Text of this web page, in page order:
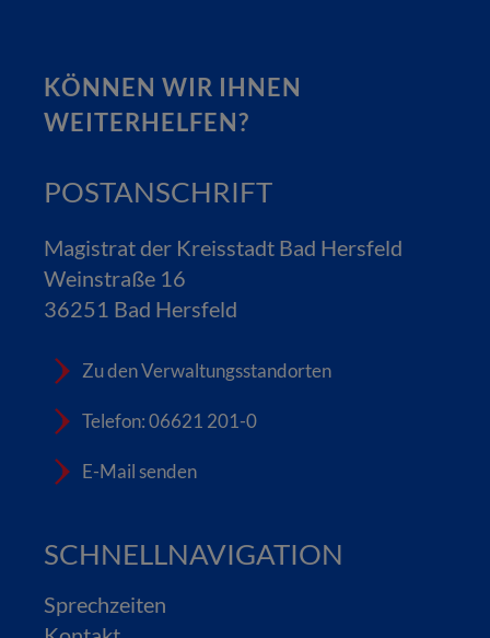
KÖNNEN WIR IHNEN
WEITERHELFEN?
POSTANSCHRIFT
Magistrat der Kreisstadt Bad Hersfeld
Weinstraße 16
36251 Bad Hersfeld
Zu den Verwaltungsstandorten
Telefon: 06621 201-0
E-Mail senden
SCHNELLNAVIGATION
Sprechzeiten